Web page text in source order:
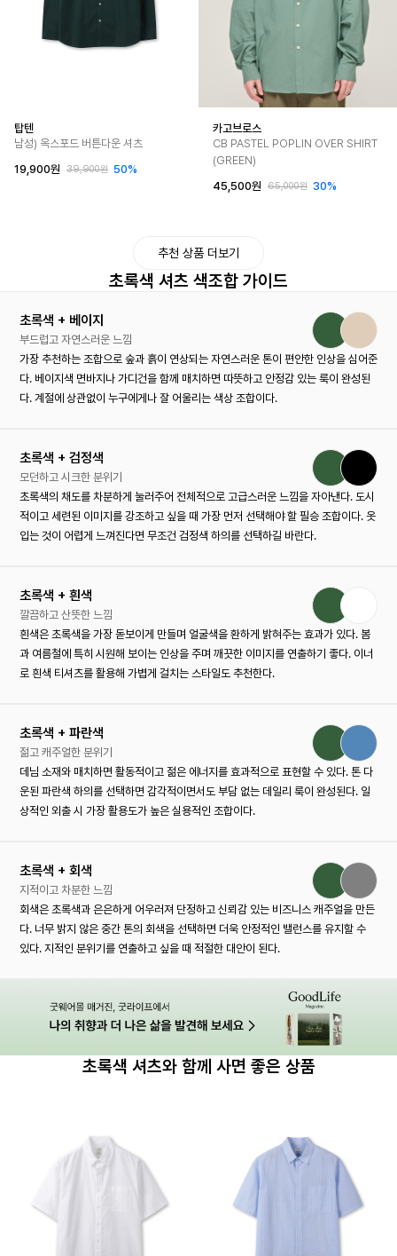
탑텐
남성) 옥스포드 버튼다운 셔츠
19,900원
39,900원 50%
카고브로스
CB PASTEL POPLIN OVER SHIRT
(GREEN)
45,500원
65,000원 30%
추천 상품 더보기
초록색 셔츠 색조합 가이드
초록색 + 베이지
부드럽고 자연스러운 느낌
가장 추천하는 조합으로 숲과 흙이 연상되는 자연스러운 톤이 편안한 인상을 심어준
다. 베이지색 면바지나 가디건을 함께 매치하면 따뜻하고 안정감 있는 룩이 완성된
다. 계절에 상관없이 누구에게나 잘 어울리는 색상 조합이다.
초록색 + 검정색
모던하고 시크한 분위기
초록색의 채도를 차분하게 눌러주어 전체적으로 고급스러운 느낌을 자아낸다. 도시
적이고 세련된 이미지를 강조하고 싶을 때 가장 먼저 선택해야 할 필승 조합이다. 옷
입는 것이 어렵게 느껴진다면 무조건 검정색 하의를 선택하길 바란다.
초록색 + 흰색
깔끔하고 산뜻한 느낌
흰색은 초록색을 가장 돋보이게 만들며 얼굴색을 환하게 밝혀주는 효과가 있다. 봄
과 여름철에 특히 시원해 보이는 인상을 주며 깨끗한 이미지를 연출하기 좋다. 이너
로 흰색 티셔츠를 활용해 가볍게 걸치는 스타일도 추천한다.
초록색 + 파란색
젊고 캐주얼한 분위기
데님 소재와 매치하면 활동적이고 젊은 에너지를 효과적으로 표현할 수 있다. 톤 다
운된 파란색 하의를 선택하면 감각적이면서도 부담 없는 데일리 룩이 완성된다. 일
상적인 외출 시 가장 활용도가 높은 실용적인 조합이다.
초록색 + 회색
지적이고 차분한 느낌
회색은 초록색과 은은하게 어우러져 단정하고 신뢰감 있는 비즈니스 캐주얼을 만든
다. 너무 밝지 않은 중간 톤의 회색을 선택하면 더욱 안정적인 밸런스를 유지할 수
있다. 지적인 분위기를 연출하고 싶을 때 적절한 대안이 된다.
초록색 셔츠와 함께 사면 좋은 상품